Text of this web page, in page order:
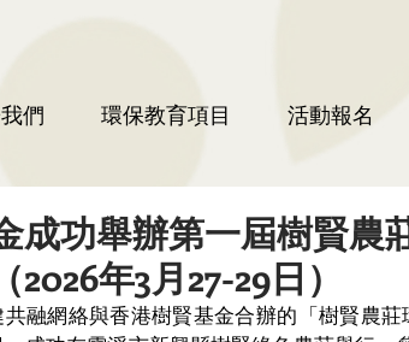
們 環保教育項目 活動報名
成功舉辦第一屆樹賢農
2026年3月27-29日）
融網絡與香港樹賢基金合辦的「樹賢農莊